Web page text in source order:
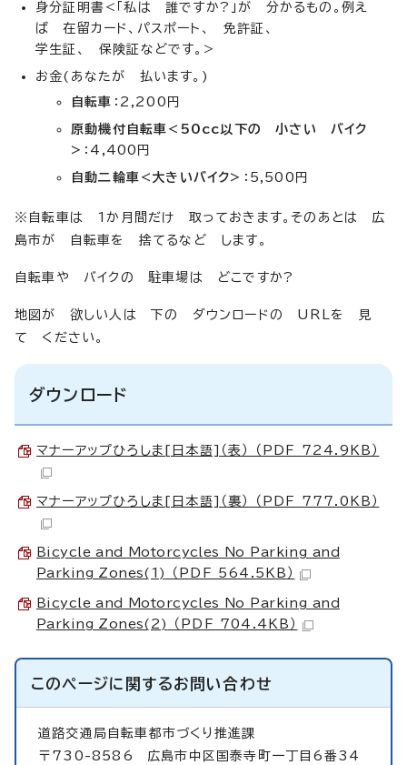
身分証明書<「私は 誰ですか?」が 分かるもの。例え
ば 在留カード、パスポート、 免許証、
学生証、 保険証などです。>
お金(あなたが 払います。)
自転車 ：2,200円
原動機付自転車<50cc以下の 小さい バイク
> ：4,400円
自動二輪車<大きいバイク> ：5,500円
※自転車は 1か月間だけ 取っておきます。そのあとは 広
島市が 自転車を 捨てるなど します。
自転車や バイクの 駐車場は どこですか?
地図が 欲しい人は 下の ダウンロードの URLを 見
て ください。
ダウンロード
マナーアップひろしま[日本語]（表） （PDF 724.9KB）
マナーアップひろしま[日本語]（裏） （PDF 777.0KB）
Bicycle and Motorcycles No Parking and
Parking Zones(1)
（PDF 564.5KB）
Bicycle and Motorcycles No Parking and
Parking Zones(2)
（PDF 704.4KB）
このページに関するお問い合わせ
道路交通局自転車都市づくり推進課
〒730-8586 広島市中区国泰寺町一丁目6番34